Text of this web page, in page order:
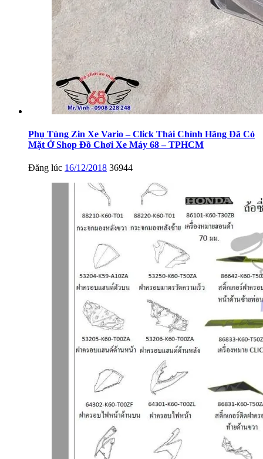
Phụ Tùng Zin Xe Vario – Click Thái Chính Hãng Đã Có
Mặt Ở Shop Đồ Chơi Xe Máy 68 – TPHCM
Đăng lúc 16/12/2018 36944